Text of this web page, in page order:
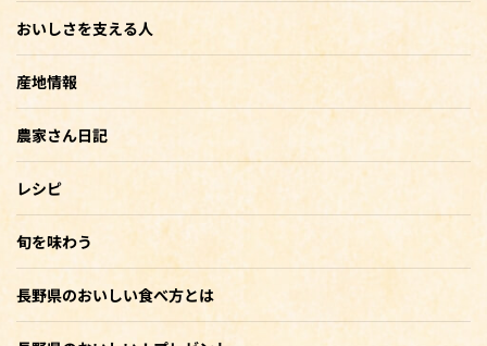
おいしさを支える人
産地情報
農家さん日記
レシピ
旬を味わう
長野県のおいしい食べ方とは